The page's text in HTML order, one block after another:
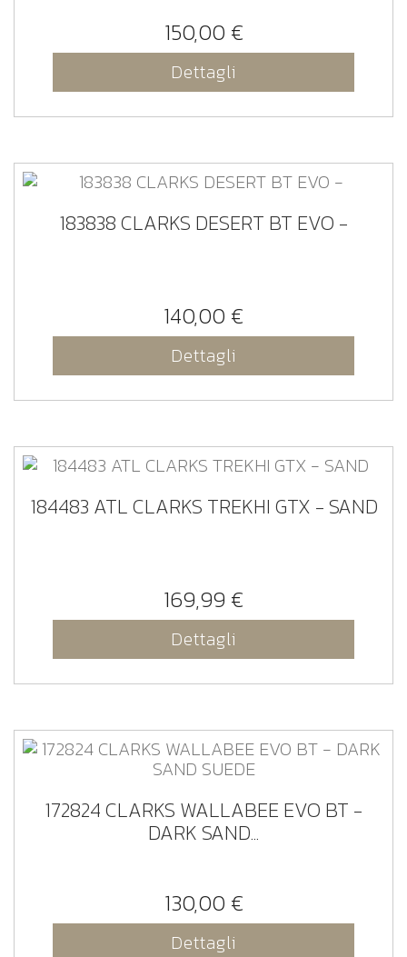
150,00 €
Dettagli
183838 CLARKS DESERT BT EVO -
140,00 €
Dettagli
184483 ATL CLARKS TREKHI GTX - SAND
169,99 €
Dettagli
172824 CLARKS WALLABEE EVO BT -
DARK SAND...
130,00 €
Dettagli